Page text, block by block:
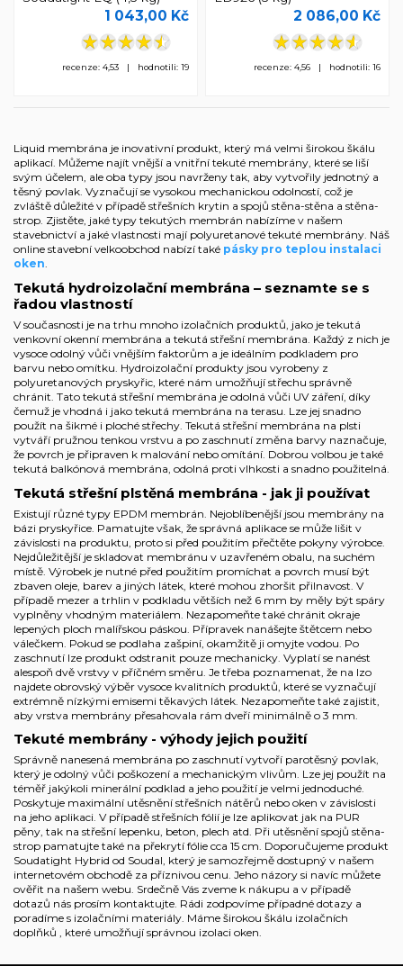
1 043,00 Kč
recenze: 4,53 | hodnotili: 19
2 086,00 Kč
recenze: 4,56 | hodnotili: 16
Liquid membrána je inovativní produkt, který má velmi širokou škálu
aplikací. Můžeme najít vnější a vnitřní tekuté membrány, které se liší
svým účelem, ale oba typy jsou navrženy tak, aby vytvořily jednotný a
těsný povlak. Vyznačují se vysokou mechanickou odolností, což je
zvláště důležité v případě střešních krytin a spojů stěna-stěna a stěna-
strop. Zjistěte, jaké typy tekutých membrán nabízíme v našem
stavebnictví a jaké vlastnosti mají polyuretanové tekuté membrány. Náš
online stavební velkoobchod nabízí také pásky pro teplou instalaci
oken.
Tekutá hydroizolační membrána – seznamte se s
řadou vlastností
V současnosti je na trhu mnoho izolačních produktů, jako je tekutá
venkovní okenní membrána a tekutá střešní membrána. Každý z nich je
vysoce odolný vůči vnějším faktorům a je ideálním podkladem pro
barvu nebo omítku. Hydroizolační produkty jsou vyrobeny z
polyuretanových pryskyřic, které nám umožňují střechu správně
chránit. Tato tekutá střešní membrána je odolná vůči UV záření, díky
čemuž je vhodná i jako tekutá membrána na terasu. Lze jej snadno
použít na šikmé i ploché střechy. Tekutá střešní membrána na plsti
vytváří pružnou tenkou vrstvu a po zaschnutí změna barvy naznačuje,
že povrch je připraven k malování nebo omítání. Dobrou volbou je také
tekutá balkónová membrána, odolná proti vlhkosti a snadno použitelná.
Tekutá střešní plstěná membrána - jak ji používat
Existují různé typy EPDM membrán. Nejoblíbenější jsou membrány na
bázi pryskyřice. Pamatujte však, že správná aplikace se může lišit v
závislosti na produktu, proto si před použitím přečtěte pokyny výrobce.
Nejdůležitější je skladovat membránu v uzavřeném obalu, na suchém
místě. Výrobek je nutné před použitím promíchat a povrch musí být
zbaven oleje, barev a jiných látek, které mohou zhoršit přilnavost. V
případě mezer a trhlin v podkladu větších než 6 mm by měly být spáry
vyplněny vhodným materiálem. Nezapomeňte také chránit okraje
lepených ploch malířskou páskou. Přípravek nanášejte štětcem nebo
válečkem. Pokud se podlaha zašpiní, okamžitě ji omyjte vodou. Po
zaschnutí lze produkt odstranit pouze mechanicky. Vyplatí se nanést
alespoň dvě vrstvy v příčném směru. Je třeba poznamenat, že na Izo
najdete obrovský výběr vysoce kvalitních produktů, které se vyznačují
extrémně nízkými emisemi těkavých látek. Nezapomeňte také zajistit,
aby vrstva membrány přesahovala rám dveří minimálně o 3 mm.
Tekuté membrány - výhody jejich použití
Správně nanesená membrána po zaschnutí vytvoří parotěsný povlak,
který je odolný vůči poškození a mechanickým vlivům. Lze jej použít na
téměř jakýkoli minerální podklad a jeho použití je velmi jednoduché.
Poskytuje maximální utěsnění střešních nátěrů nebo oken v závislosti
na jeho aplikaci. V případě střešních fólií je lze aplikovat jak na PUR
pěny, tak na střešní lepenku, beton, plech atd. Při utěsnění spojů stěna-
strop pamatujte také na překrytí fólie cca 15 cm. Doporučujeme produkt
Soudatight Hybrid od Soudal, který je samozřejmě dostupný v našem
internetovém obchodě za příznivou cenu. Jeho názory si navíc můžete
ověřit na našem webu. Srdečně Vás zveme k nákupu a v případě
dotazů nás prosím kontaktujte. Rádi zodpovíme případné dotazy a
poradíme s izolačními materiály. Máme širokou škálu izolačních
doplňků , které umožňují správnou izolaci oken.